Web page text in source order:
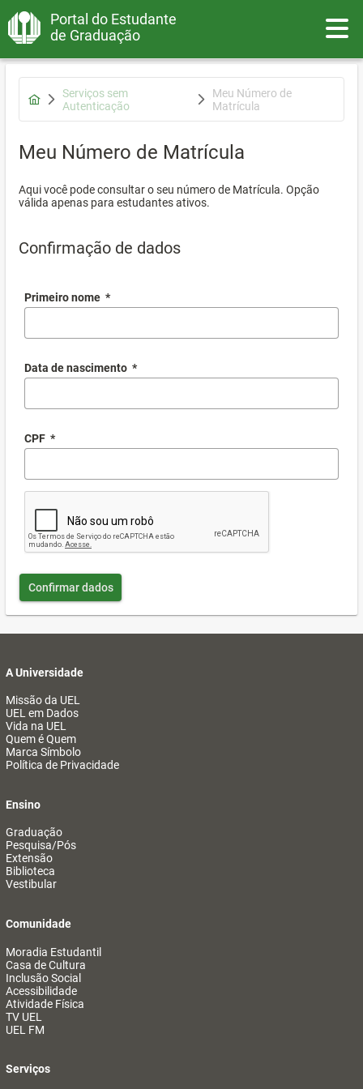
Portal do Estudante
de Graduação
Serviços sem
Autenticação
Meu Número de
Matrícula
Meu Número de Matrícula
Aqui você pode consultar o seu número de Matrícula. Opção
válida apenas para estudantes ativos.
Confirmação de dados
Primeiro nome *
Data de nascimento *
CPF *
Confirmar dados
A Universidade
Missão da UEL
UEL em Dados
Vida na UEL
Quem é Quem
Marca Símbolo
Política de Privacidade
Ensino
Graduação
Pesquisa/Pós
Extensão
Biblioteca
Vestibular
Comunidade
Moradia Estudantil
Casa de Cultura
Inclusão Social
Acessibilidade
Atividade Física
TV UEL
UEL FM
Serviços